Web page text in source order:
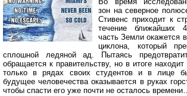
зон на северное
Стивенс приходит к
течение ближайших
часть Земли окажется
циклона, который
сплошной ледяной ад. Пытаясь
обращается к правительству, но в итоге
только в рядах своих студентов и в лице
будущее человечества оказывается в руках
чтобы спасти его уже почти не осталось